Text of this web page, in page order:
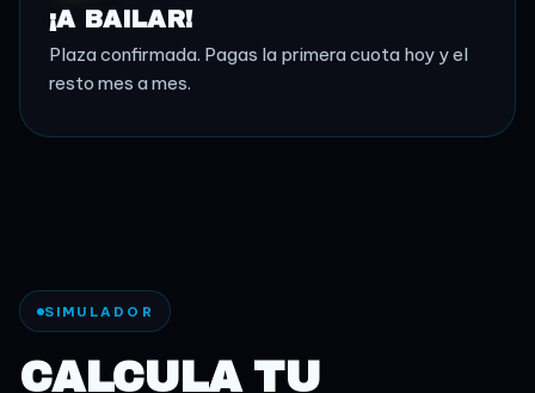
¡A BAILAR!
Plaza confirmada. Pagas la primera cuota hoy y el
resto mes a mes.
SIMULADOR
CALCULA TU